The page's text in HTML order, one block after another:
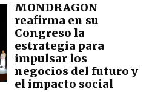
MONDRAGON
reafirma en su
Congreso la
estrategia para
impulsar los
negocios del futuro y
el impacto social